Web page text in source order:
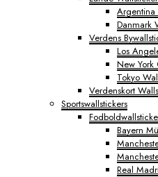
Argentina
Danmark
Verdens
Los
New York
Tokyo
Verdenskort
Sportswallstickers
Bayern
Real